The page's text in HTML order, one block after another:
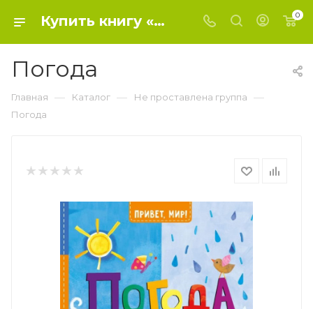
Купить книгу «Погода» 2021, МакДональд Джилл - Не проставлена группа 0
Погода
Главная — Каталог — Не проставлена группа —
Погода